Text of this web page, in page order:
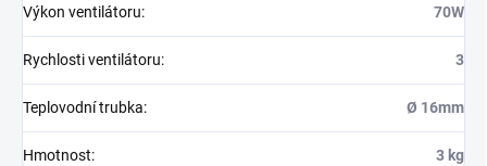
Výkon ventilátoru: 70W
Rychlosti ventilátoru: 3
Teplovodní trubka: Ø 16mm
Hmotnost: 3 kg